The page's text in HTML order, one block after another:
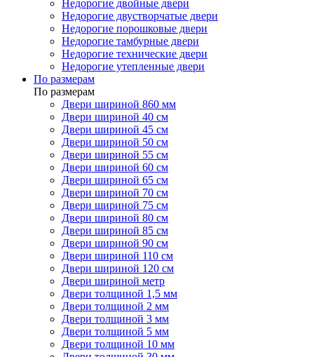
Недорогие двойные двери
Недорогие двустворчатые двери
Недорогие порошковые двери
Недорогие тамбурные двери
Недорогие технические двери
Недорогие утепленные двери
По размерам
По размерам
Двери шириной 860 мм
Двери шириной 40 см
Двери шириной 45 см
Двери шириной 50 см
Двери шириной 55 см
Двери шириной 60 см
Двери шириной 65 см
Двери шириной 70 см
Двери шириной 75 см
Двери шириной 80 см
Двери шириной 85 см
Двери шириной 90 см
Двери шириной 110 см
Двери шириной 120 см
Двери шириной метр
Двери толщиной 1,5 мм
Двери толщиной 2 мм
Двери толщиной 3 мм
Двери толщиной 5 мм
Двери толщиной 10 мм